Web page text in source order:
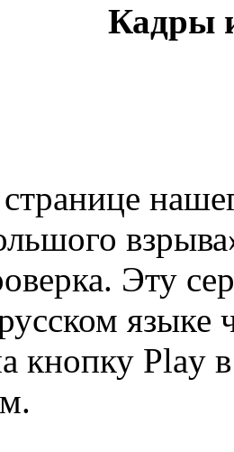
Кадры
Эту
языке
кнопку Play